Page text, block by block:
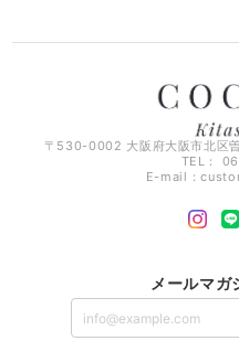
〒530-0002 大阪府大阪市北区
TEL：
E-mail：
メールマガ